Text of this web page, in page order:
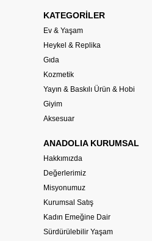
KATEGORİLER
Ev & Yaşam
Heykel & Replika
Gıda
Kozmetik
Yayın & Baskılı Ürün & Hobi
Giyim
Aksesuar
ANADOLIA KURUMSAL
Hakkımızda
Değerlerimiz
Misyonumuz
Kurumsal Satış
Kadın Emeğine Dair
Sürdürülebilir Yaşam